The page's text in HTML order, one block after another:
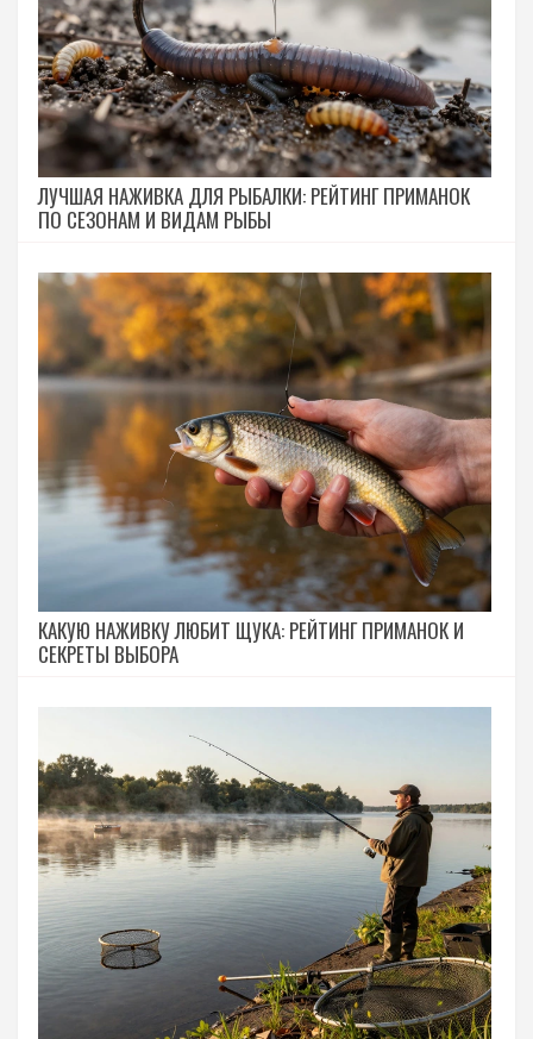
ЛУЧШАЯ НАЖИВКА ДЛЯ РЫБАЛКИ: РЕЙТИНГ ПРИМАНОК
ПО СЕЗОНАМ И ВИДАМ РЫБЫ
КАКУЮ НАЖИВКУ ЛЮБИТ ЩУКА: РЕЙТИНГ ПРИМАНОК И
СЕКРЕТЫ ВЫБОРА